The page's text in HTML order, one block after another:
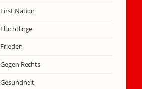
First Nation
Flüchtlinge
Frieden
Gegen Rechts
Gesundheit